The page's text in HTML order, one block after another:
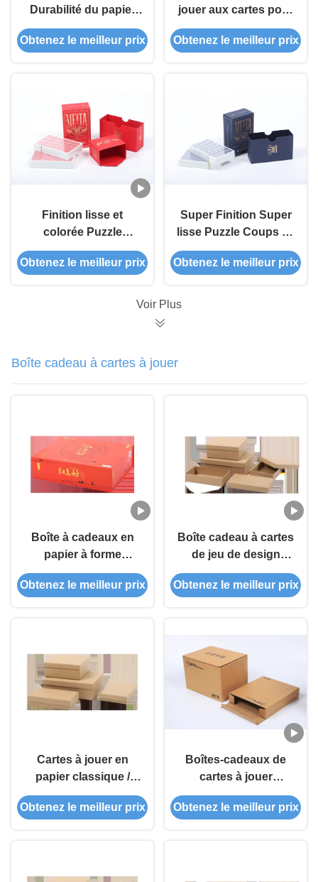
Durabilité du papier
Cartes à jouer
Obtenez le meilleur prix
jouer aux cartes pour
tous les âges
Obtenez le meilleur prix
Finition lisse et
colorée Puzzle
Modèle de cartes à
jouer pour les clubs
Obtenez le meilleur prix
Super Finition Super
lisse Puzzle Coups de
pont de collection
Obtenez le meilleur prix
Voir Plus
Boîte cadeau à cartes à jouer
Boîte à cadeaux en
papier à forme
irrégulière
Obtenez le meilleur prix
Boîte cadeau à cartes
de jeu de design
classique de forme
unique avec logo en
Obtenez le meilleur prix
Cartes à jouer en
papier classique /
Cartes à jouer en
boîte cadeau
Obtenez le meilleur prix
Boîtes-cadeaux de
cartes à jouer
durables pour le
stockage et les
Obtenez le meilleur prix